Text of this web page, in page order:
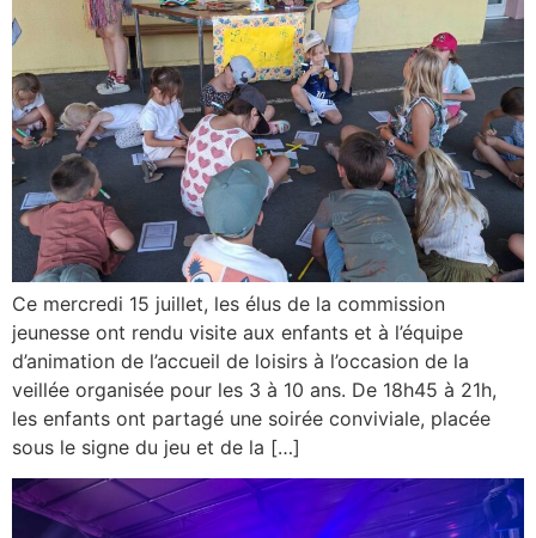
Ce mercredi 15 juillet, les élus de la commission
jeunesse ont rendu visite aux enfants et à l’équipe
d’animation de l’accueil de loisirs à l’occasion de la
veillée organisée pour les 3 à 10 ans. De 18h45 à 21h,
les enfants ont partagé une soirée conviviale, placée
sous le signe du jeu et de la […]